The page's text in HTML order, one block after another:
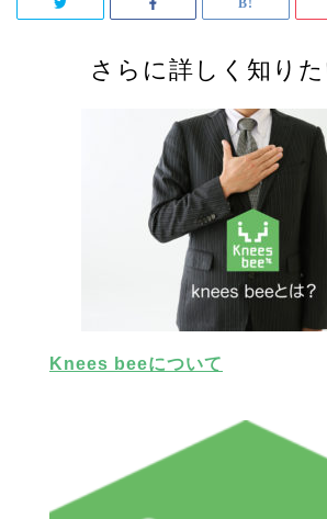
さらに詳しく知り
Knees beeについて